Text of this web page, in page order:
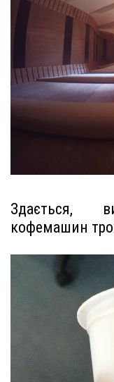
Здається,
кофемашин